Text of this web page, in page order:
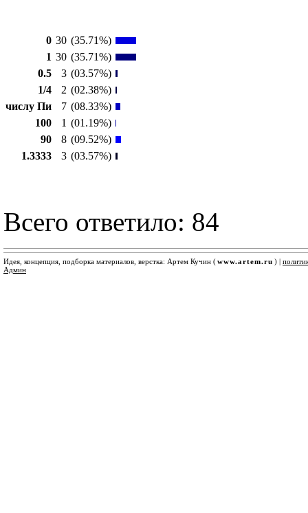
0 30 (35.71%)
1 30 (35.71%)
0.5
3 (03.57%)
1/4
2 (02.38%)
числу Пи
7 (08.33%)
100
1 (01.19%)
90
8 (09.52%)
1.3333
3 (03.57%)
Всего ответило: 84
Идея, концепция, подборка материалов, верстка: Артем Кучин (www.artem.ru ) |
Админ